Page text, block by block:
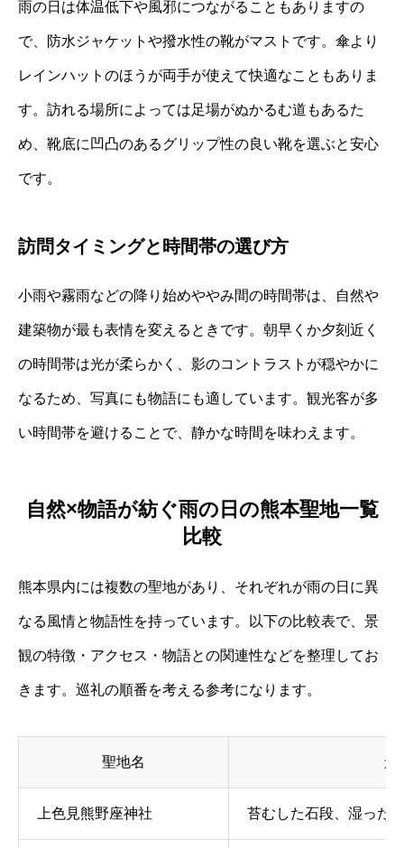
雨の日は体温低下や風邪につながることもありますの
で、防水ジャケットや撥水性の靴がマストです。傘より
レインハットのほうが両手が使えて快適なこともありま
す。訪れる場所によっては足場がぬかるむ道もあるた
め、靴底に凹凸のあるグリップ性の良い靴を選ぶと安心
です。
訪問タイミングと時間帯の選び方
小雨や霧雨などの降り始めややみ間の時間帯は、自然や
建築物が最も表情を変えるときです。朝早くか夕刻近く
の時間帯は光が柔らかく、影のコントラストが穏やかに
なるため、写真にも物語にも適しています。観光客が多
い時間帯を避けることで、静かな時間を味わえます。
自然×物語が紡ぐ雨の日の熊本聖地一覧
比較
熊本県内には複数の聖地があり、それぞれが雨の日に異
なる風情と物語性を持っています。以下の比較表で、景
観の特徴・アクセス・物語との関連性などを整理してお
きます。巡礼の順番を考える参考になります。
聖地名 景
上色見熊野座神社 苔むした石段、湿った